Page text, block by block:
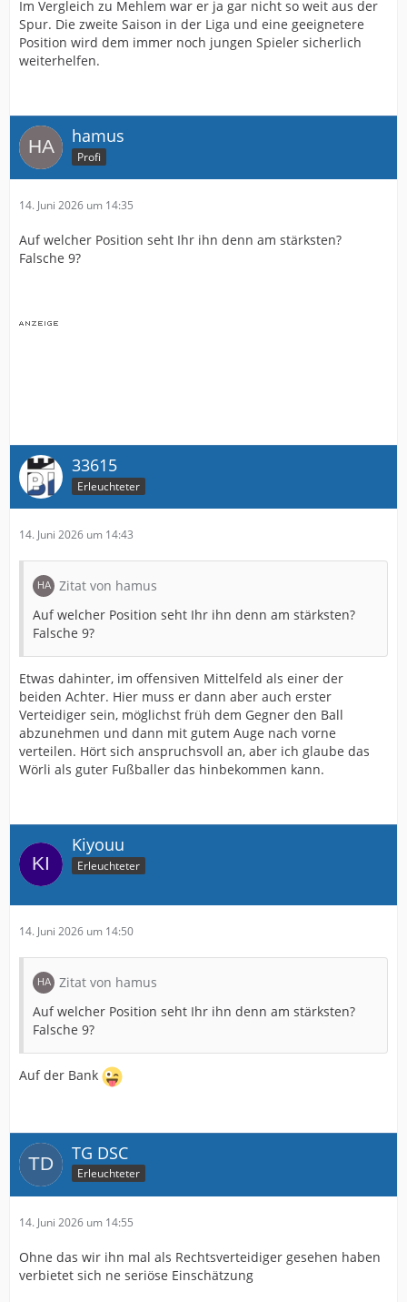
Im Vergleich zu Mehlem war er ja gar nicht so weit aus der
Spur. Die zweite Saison in der Liga und eine geeignetere
Position wird dem immer noch jungen Spieler sicherlich
weiterhelfen.
hamus
Profi
14. Juni 2026 um 14:35
Auf welcher Position seht Ihr ihn denn am stärksten?
Falsche 9?
33615
Erleuchteter
14. Juni 2026 um 14:43
Zitat von hamus
Auf welcher Position seht Ihr ihn denn am stärksten?
Falsche 9?
Etwas dahinter, im offensiven Mittelfeld als einer der
beiden Achter. Hier muss er dann aber auch erster
Verteidiger sein, möglichst früh dem Gegner den Ball
abzunehmen und dann mit gutem Auge nach vorne
verteilen. Hört sich anspruchsvoll an, aber ich glaube das
Wörli als guter Fußballer das hinbekommen kann.
Kiyouu
Erleuchteter
14. Juni 2026 um 14:50
Zitat von hamus
Auf welcher Position seht Ihr ihn denn am stärksten?
Falsche 9?
Auf der Bank
TG DSC
Erleuchteter
14. Juni 2026 um 14:55
Ohne das wir ihn mal als Rechtsverteidiger gesehen haben
verbietet sich ne seriöse Einschätzung